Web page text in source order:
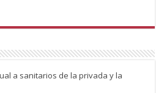
a sanitarios de la privada y la